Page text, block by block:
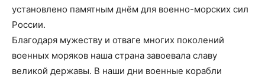
установлено памятным днём для военно-морских сил
России.
Благодаря мужеству и отваге многих поколений
военных моряков наша страна завоевала славу
великой державы. В наши дни военные корабли